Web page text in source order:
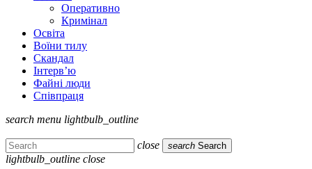
Оперативно
Кримінал
Освіта
Воїни тилу
Скандал
Інтерв’ю
Файні люди
Співпраця
search menu lightbulb_outline
close search Search
lightbulb_outline close